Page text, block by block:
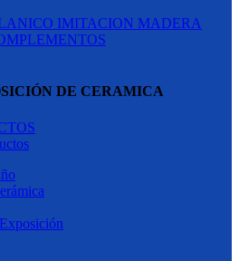
IMITACION MADERA
DE CERAMICA
Exposición